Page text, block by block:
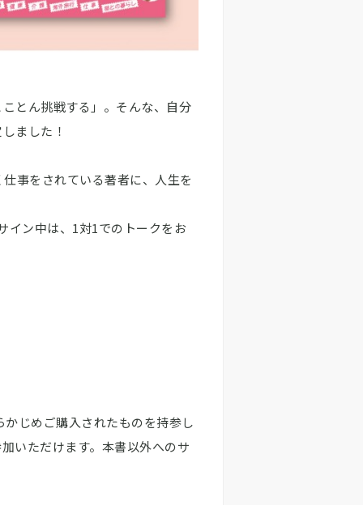
とん挑戦する」。そんな、自分
ました！
事をされている著者に、人生を
イン中は、1対1でのトークをお
じめご購入されたものを持参し
いただけます。本書以外へのサ